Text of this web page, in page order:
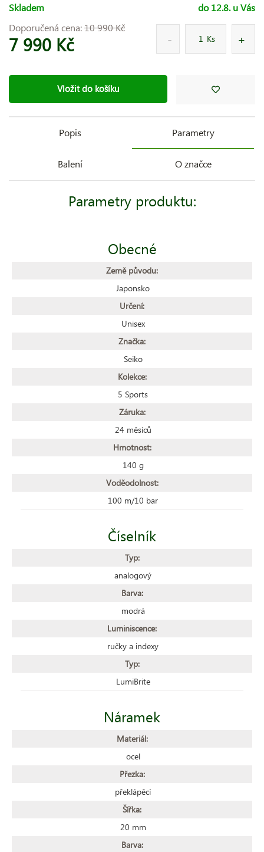
Skladem
do 12.8. u Vás
Doporučená cena:10 990 Kč
7 990 Kč Ks
Vložit do košíku
Popis Parametry
Balení O značce
Parametry produktu:
Obecné
Země původu:
Japonsko
Určení:
Unisex
Značka:
Seiko
Kolekce:
5 Sports
Záruka:
24 měsíců
Hmotnost:
140 g
Voděodolnost:
100 m/10 bar
Číselník
Typ:
analogový
Barva:
modrá
Luminiscence:
ručky a indexy
Typ:
LumiBrite
Náramek
Materiál:
ocel
Přezka:
překlápěcí
Šířka:
20 mm
Barva: